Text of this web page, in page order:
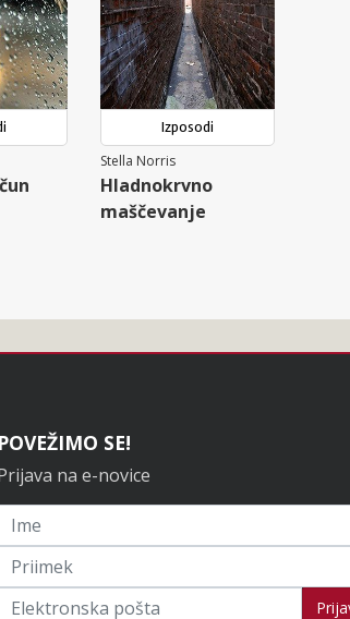
Izposodi
Stella Norris
Hladnokrvno
maščevanje
POVEŽIMO SE!
na e-novice
Prijavi se na novice